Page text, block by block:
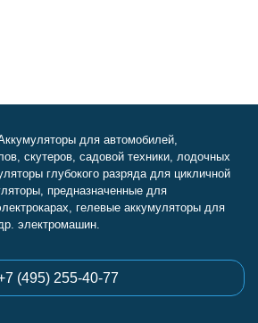
для автомобилей,
скутеров, садовой техники, лодочных
глубокого разряда для цикличной
предназначенные для
гелевые аккумуляторы для
электромашин.
(495) 255-40-77